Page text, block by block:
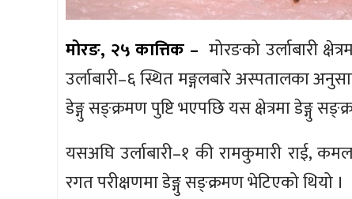
मोरङ, २५ कात्तिक – मोरङको उर्लाबारी
उर्लाबारी–६ स्थित मङ्गलबारे अस्पतालका
डेङ्गु सङ्क्रमण पुष्टि भएपछि यस क्षेत्रमा डेङ्गु
यसअघि उर्लाबारी–१ की रामकुमारी राई,
रगत परीक्षणमा डेङ्गु सङ्क्रमण भेटिएको थियो ।